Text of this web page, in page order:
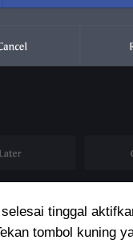
tinggal
tombol kuning